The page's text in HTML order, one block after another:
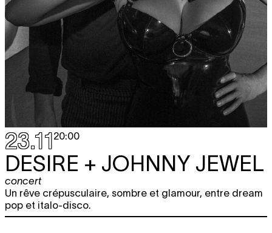
23.1120:00
DESIRE + JOHNNY JEWEL
concert
Un rêve crépusculaire, sombre et glamour, entre dream
pop et italo-disco.